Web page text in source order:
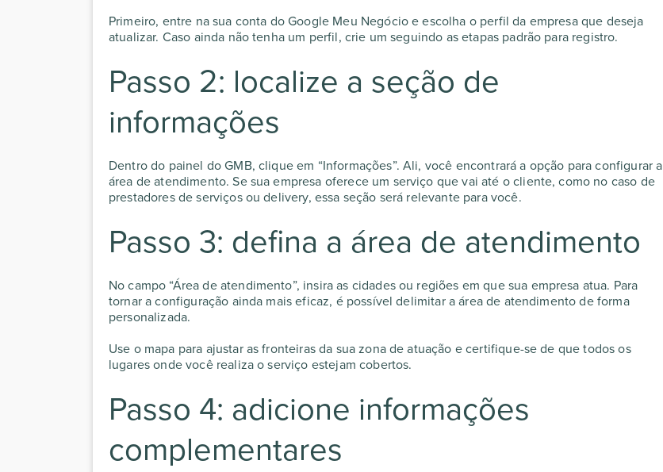
Primeiro, entre na sua conta do Google Meu Negócio e escolha o perfil da empresa que deseja
atualizar. Caso ainda não tenha um perfil, crie um seguindo as etapas padrão para registro.
Passo 2: localize a seção de
informações
Dentro do painel do GMB, clique em “Informações”. Ali, você encontrará a opção para configurar a
área de atendimento. Se sua empresa oferece um serviço que vai até o cliente, como no caso de
prestadores de serviços ou delivery, essa seção será relevante para você.
Passo 3: defina a área de atendimento
No campo “Área de atendimento”, insira as cidades ou regiões em que sua empresa atua. Para
tornar a configuração ainda mais eficaz, é possível delimitar a área de atendimento de forma
personalizada.
Use o mapa para ajustar as fronteiras da sua zona de atuação e certifique-se de que todos os
lugares onde você realiza o serviço estejam cobertos.
Passo 4: adicione informações
complementares